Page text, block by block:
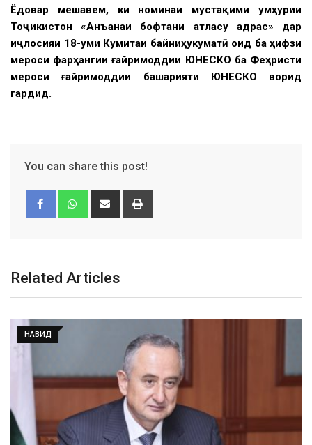
Ёдовар мешавем, ки номинаи мустақими Ҷумҳурии
Тоҷикистон «Анъанаи бофтани атласу адрас» дар
иҷлосияи 18-уми Кумитаи байниҳукуматӣ оид ба ҳифзи
мероси фарҳангии ғайримоддии ЮНЕСКО ба Феҳристи
мероси ғайримоддии башарияти ЮНЕСКО ворид
гардид.
You can share this post!
Related Articles
НАВИД